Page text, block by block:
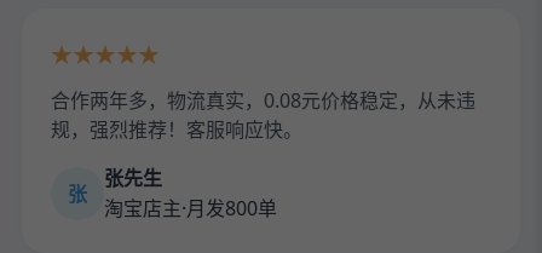
★★★★★
合作两年多，物流真实，0.08元价格稳定，从未违
规，强烈推荐！客服响应快。
张
张先生
淘宝店主·月发800单